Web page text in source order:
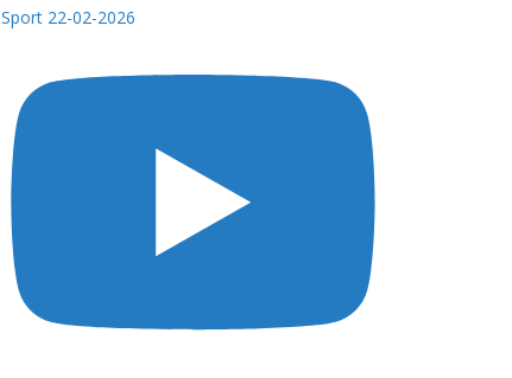
Sport 22-02-2026